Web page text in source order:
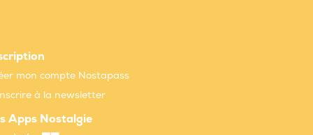
mon compte Nostapass
à la newsletter
Apps Nostalgie